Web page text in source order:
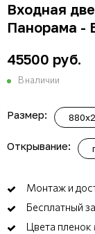
Входная
Панорама -
45500 руб.
В наличии
Размер:
Открывание:
Монтаж и
Бесплатный
Цвета пленок